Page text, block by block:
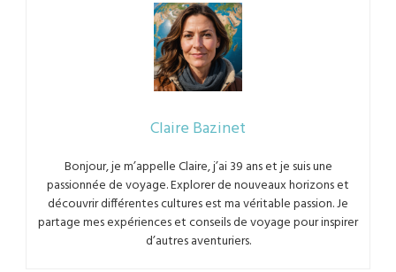
Claire Bazinet
Bonjour, je m’appelle Claire, j’ai 39 ans et je suis une
passionnée de voyage. Explorer de nouveaux horizons et
découvrir différentes cultures est ma véritable passion. Je
partage mes expériences et conseils de voyage pour inspirer
d’autres aventuriers.